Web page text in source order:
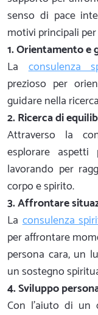
senso di pace
motivi principali
1. Orientamento e
Laconsulenza
prezioso per
guidare nella
2. Ricerca di
Attraverso la
esplorare
lavorando per
corpo e spirito.
3. Affrontare
Laconsulenza
per affrontare
persona cara, un
un sostegno
4. Sviluppo
Con l'aiuto di un